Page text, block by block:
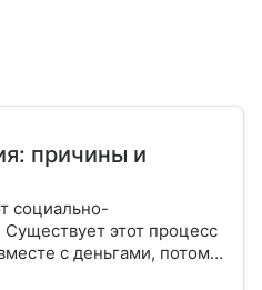
причины и
социально-
этот процесс
с деньгами, потому
связаны друг с